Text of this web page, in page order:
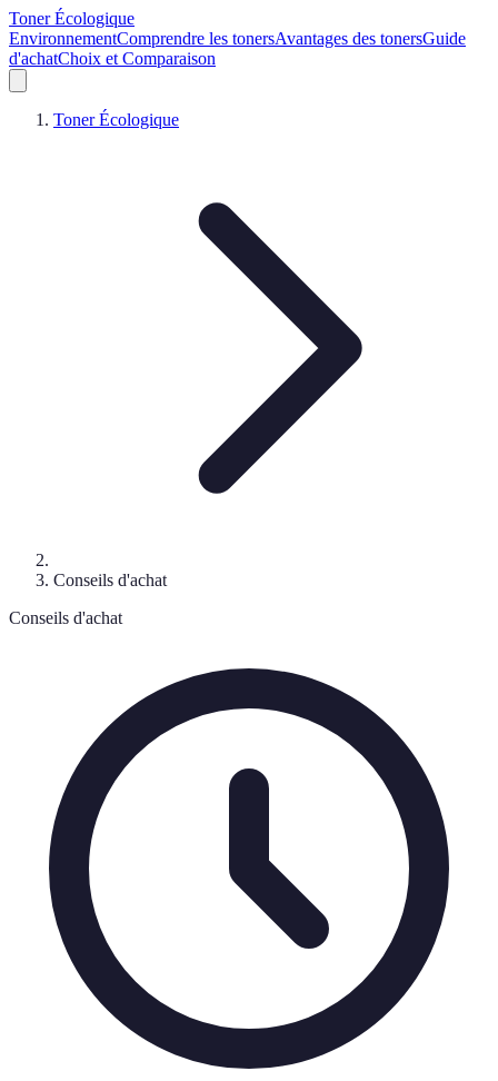
Toner Écologique
EnvironnementComprendre les tonersAvantages des tonersGuide
d'achatChoix et Comparaison
Toner Écologique
Conseils d'achat
Conseils d'achat